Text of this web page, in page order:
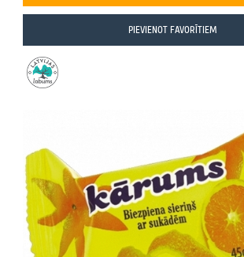
PIEVIENOT FAVORĪTIEM